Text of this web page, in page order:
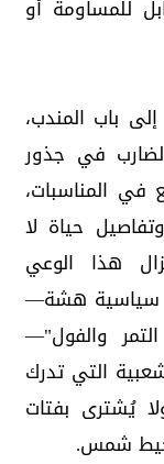
للمساومة أو
باب المندب،
في جذور
في المناسبات،
حياة لا
هذا الوعي
سياسية هشة—
والفول"—
التي تدرك
يُشترى بفتات
خيط شمس.